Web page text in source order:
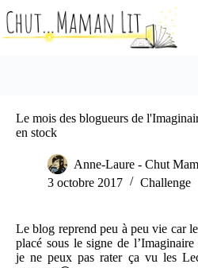
au
contenu
Le mois des blogueurs de
en stock
Anne-Laure - Chut
3 octobre 2017
Challenge
Le blog reprend peu à peu vie car
placé sous le signe de
je ne peux pas rater ça vu les